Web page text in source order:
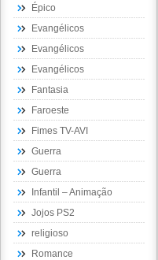
Épico
Evangélicos
Evangélicos
Evangélicos
Fantasia
Faroeste
Fimes TV-AVI
Guerra
Guerra
Infantil – Animação
Jojos PS2
religioso
Romance